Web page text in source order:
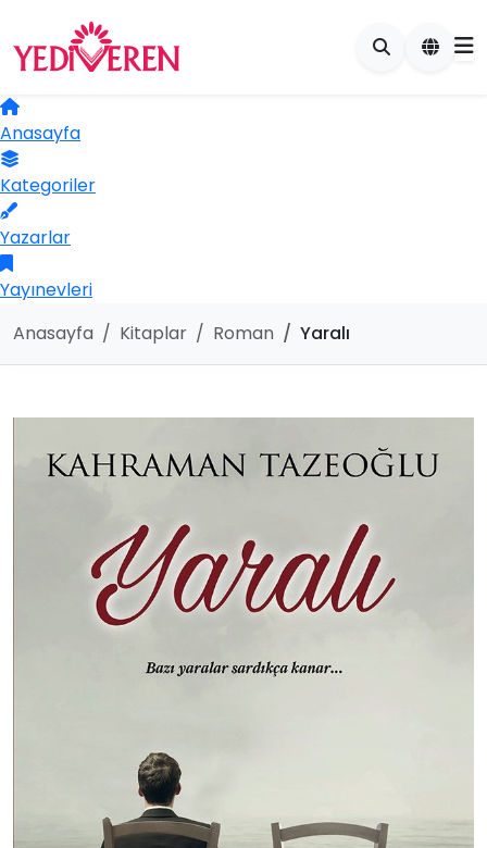
Anasayfa
Kategoriler
Yazarlar
Yayınevleri
Anasayfa
Kitaplar Roman Yaralı